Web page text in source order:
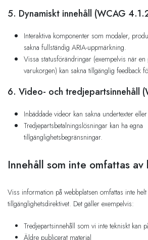
5. Dynamiskt innehåll (WCAG
Interaktiva komponenter som modaler,
sakna fullständig ARIA-uppmärkning.
Vissa statusförändringar (exempelvis när
varukorgen) kan sakna tillgänglig feedback
6. Video- och tredjepartsinnehåll
Inbäddade videor kan sakna undertexter
Tredjepartsbetalningslösningar kan ha egna
tillgänglighetsbegränsningar.
Innehåll som inte omfattas av
Viss information på webbplatsen omfattas inte helt
tillgänglighetsdirektivet. Det gäller exempelvis:
Tredjepartsinnehåll som vi inte tekniskt kan
Äldre publicerat material